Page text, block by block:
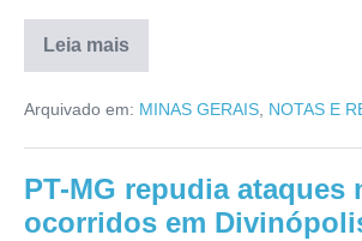
Leia mais
Arquivado em: MINAS GERAIS, NOTAS E
PT-MG repudia ataques
ocorridos em